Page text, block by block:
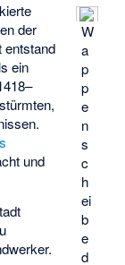
W
a
p
p
e
n
s
c
h
ei
b
e
d
der
entstand
ein
und